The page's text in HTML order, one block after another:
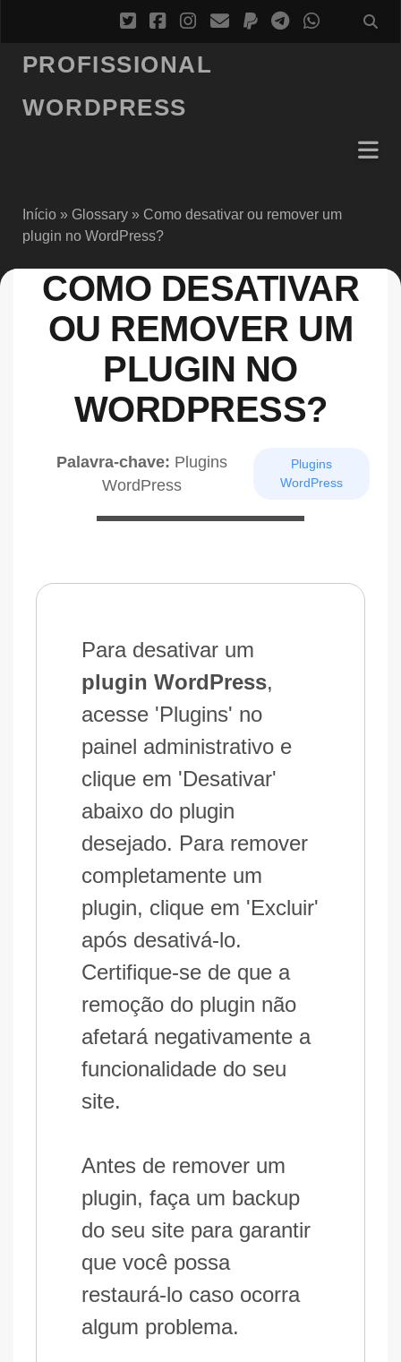
PROFISSIONAL
WORDPRESS
Início» Glossary» Como desativar ou remover um
plugin no WordPress?
COMO DESATIVAR
OU REMOVER UM
PLUGIN NO
WORDPRESS?
Palavra-chave: Plugins
WordPress
Plugins
WordPress
Para desativar um
plugin WordPress,
acesse 'Plugins' no
painel administrativo e
clique em 'Desativar'
abaixo do plugin
desejado. Para remover
completamente um
plugin, clique em 'Excluir'
após desativá-lo.
Certifique-se de que a
remoção do plugin não
afetará negativamente a
funcionalidade do seu
site.
Antes de remover um
plugin, faça um backup
do seu site para garantir
que você possa
restaurá-lo caso ocorra
algum problema.